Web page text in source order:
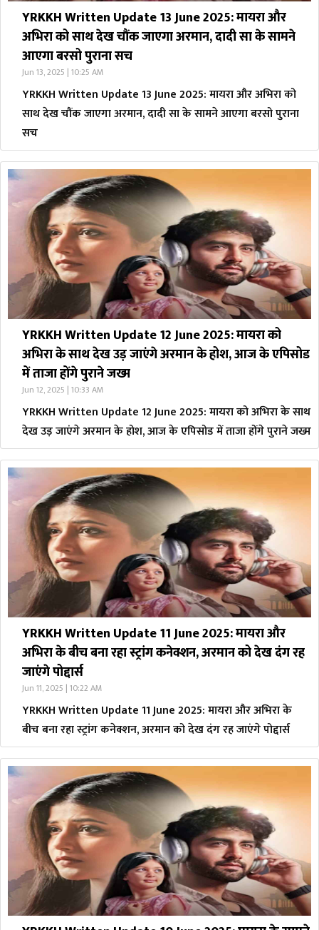
YRKKH Written Update 13 June 2025: मायरा और
अभिरा को साथ देख चौंक जाएगा अरमान, दादी सा के सामने
आएगा बरसो पुराना सच
Jun 13, 2025 | 10:25 AM
YRKKH Written Update 13 June 2025: मायरा और अभिरा को
साथ देख चौंक जाएगा अरमान, दादी सा के सामने आएगा बरसो पुराना
सच
YRKKH Written Update 12 June 2025: मायरा को
अभिरा के साथ देख उड़ जाएंगे अरमान के होश, आज के एपिसोड
में ताजा होंगे पुराने जख्म
Jun 12, 2025 | 10:33 AM
YRKKH Written Update 12 June 2025: मायरा को अभिरा के साथ
देख उड़ जाएंगे अरमान के होश, आज के एपिसोड में ताजा होंगे पुराने जख्म
YRKKH Written Update 11 June 2025: मायरा और
अभिरा के बीच बना रहा स्ट्रांग कनेक्शन, अरमान को देख दंग रह
जाएंगे पोद्दार्स
Jun 11, 2025 | 10:22 AM
YRKKH Written Update 11 June 2025: मायरा और अभिरा के
बीच बना रहा स्ट्रांग कनेक्शन, अरमान को देख दंग रह जाएंगे पोद्दार्स